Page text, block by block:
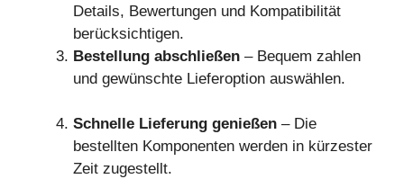
Details, Bewertungen und Kompatibilität
berücksichtigen.
Bestellung abschließen – Bequem zahlen
und gewünschte Lieferoption auswählen.
Schnelle Lieferung genießen – Die
bestellten Komponenten werden in kürzester
Zeit zugestellt.